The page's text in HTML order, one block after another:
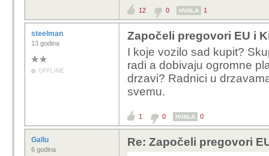
12 0 HVALA 1
steelman
13 godina
OFFLINE
Započeli pregovori EU i
I koje vozilo sad kupit?
radi a dobivaju ogromne
drzavi? Radnici u
svemu.
1 0 HVALA 0
Gallu
6 godina
Re: Započeli pregovori